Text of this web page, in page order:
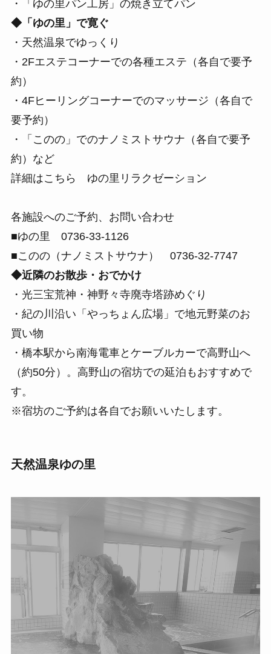
・「ゆの里パン工房」の焼き立てパン
◆「ゆの里」で寛ぐ
・天然温泉でゆっくり
・2Fエステコーナーでの各種エステ（各自で要予
約）
・4Fヒーリングコーナーでのマッサージ（各自で
要予約）
・「このの」でのナノミストサウナ（各自で要予
約）など
詳細はこちら ゆの里リラクゼーション
各施設へのご予約、お問い合わせ
■ゆの里 0736-33-1126
■このの（ナノミストサウナ） 0736-32-7747
◆近隣のお散歩・おでかけ
・光三宝荒神・神野々寺廃寺塔跡めぐり
・紀の川沿い「やっちょん広場」で地元野菜のお
買い物
・橋本駅から南海電車とケーブルカーで高野山へ
（約50分）。高野山の宿坊での延泊もおすすめで
す。
※宿坊のご予約は各自でお願いいたします。
天然温泉ゆの里